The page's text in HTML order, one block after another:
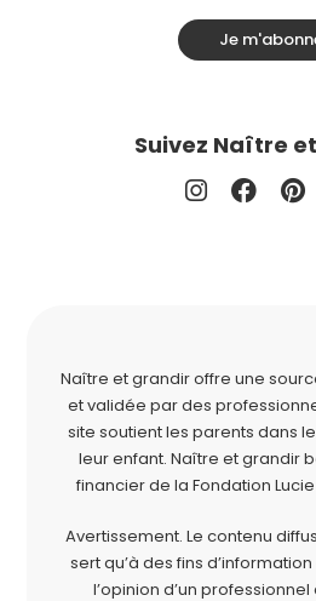
Je
Suivez Naître
Naître et grandir offre une
et validée par des
site soutient les parents dans
leur enfant. Naître et grandir
financier de la Fondation
Avertissement. Le contenu
sert qu’à des fins
l’opinion d’un